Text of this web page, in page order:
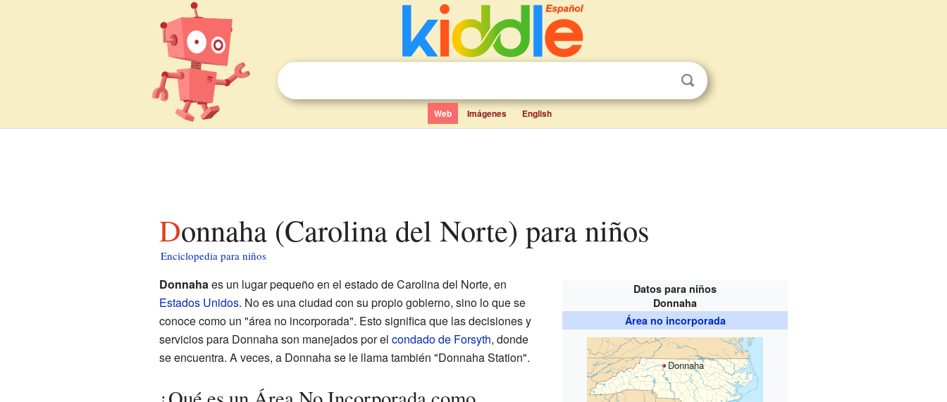
Web Imágenes English
Donnaha (Carolina del Norte) para niños
Enciclopedia para niños
Datos para niños
Donnaha
Área no incorporada
Donnaha
Donnahaes un lugar pequeño en el estado de Carolina del Norte, en
Estados Unidos. No es una ciudad con su propio gobierno, sino lo que se
conoce como un "área no incorporada". Esto significa que las decisiones y
servicios para Donnaha son manejados por el condado de Forsyth, donde
se encuentra. A veces, a Donnaha se le llama también "Donnaha Station".